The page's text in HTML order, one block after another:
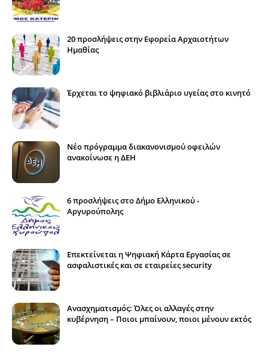
20 προσλήψεις στην Εφορεία Αρχαιοτήτων
Ημαθίας
Έρχεται το ψηφιακό βιβλιάριο υγείας στο κινητό
Νέο πρόγραμμα διακανονισμού οφειλών
ανακοίνωσε η ΔΕΗ
6 προσλήψεις στο Δήμο Ελληνικού -
Αργυρούπολης
Επεκτείνεται η Ψηφιακή Κάρτα Εργασίας σε
ασφαλιστικές και σε εταιρείες security
Ανασχηματισμός: Όλες οι αλλαγές στην
κυβέρνηση – Ποιοι μπαίνουν, ποιοι μένουν εκτός